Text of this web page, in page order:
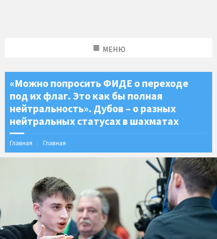
МЕНЮ
«Можно попросить ФИДЕ о переходе
под их флаг. Это как бы полная
нейтральность». Дубов – о разных
нейтральных статусах в шахматах
Главная Главная